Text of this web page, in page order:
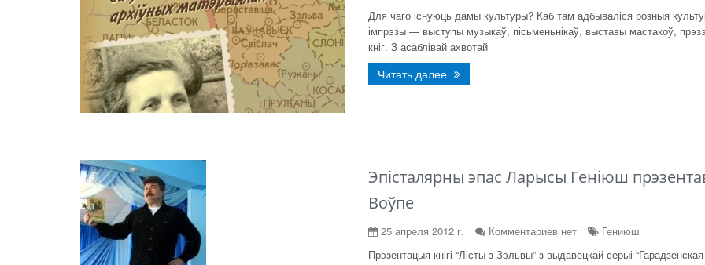
Для чаго існуюць дамы культуры? Каб там адбываліся розныя
імпрэзы — выступы музыкаў, пісьменьнікаў, выставы мастакоў,
кніг. З асаблівай ахвотай
Читать далее
Эпісталярны эпас Ларысы Геніюш
Воўпе
25 апреля 2012 г. Комментариев нет
Гениюш
Прэзентацыя кнігі “Лісты з Зэльвы” з выдавецкай серыі “Гарадзенская